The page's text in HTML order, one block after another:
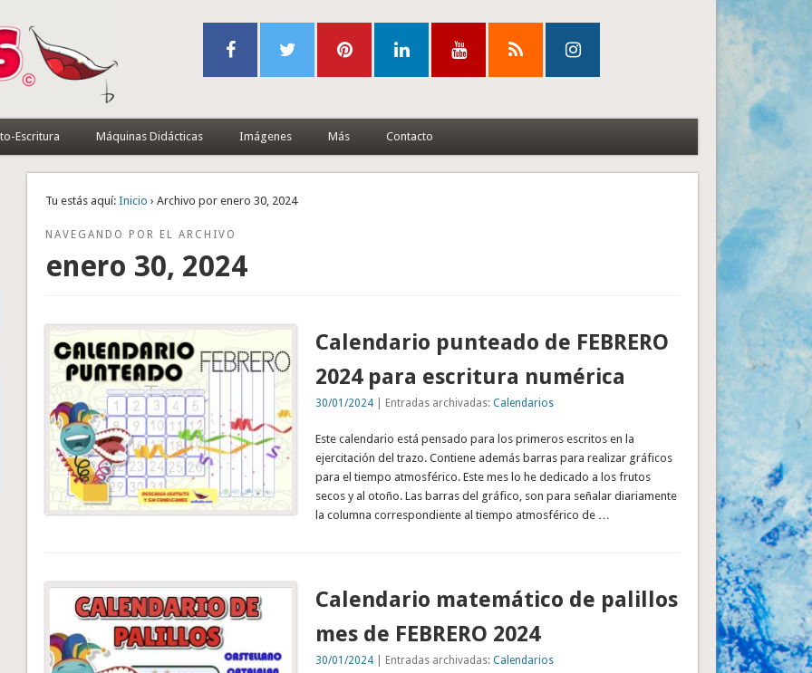
Escritura Máquinas Didácticas Imágenes Más Contacto
Tu estás aquí: Inicio › Archivo por enero 30, 2024
NAVEGANDO POR EL ARCHIVO
enero 30, 2024
Calendario punteado de FEBRERO
2024 para escritura numérica
30/01/2024| Entradas archivadas: Calendarios
Este calendario está pensado para los primeros escritos en la
ejercitación del trazo. Contiene además barras para realizar gráficos
para el tiempo atmosférico. Este mes lo he dedicado a los frutos
secos y al otoño. Las barras del gráfico, son para señalar diariamente
la columna correspondiente al tiempo atmosférico de …
Calendario matemático de palillos
mes de FEBRERO 2024
30/01/2024| Entradas archivadas: Calendarios